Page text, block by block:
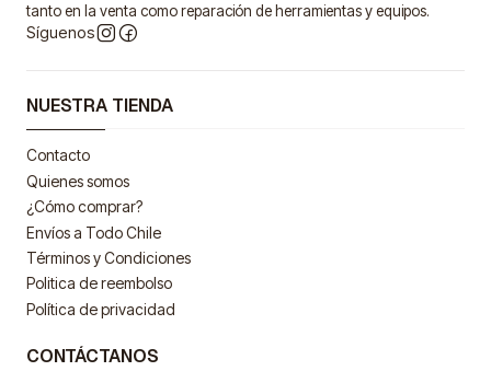
tanto en la venta como reparación de herramientas y equipos.
Síguenos
NUESTRA TIENDA
Contacto
Quienes somos
¿Cómo comprar?
Envíos a Todo Chile
Términos y Condiciones
Politica de reembolso
Política de privacidad
CONTÁCTANOS